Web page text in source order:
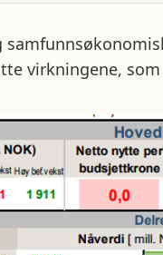
virkningene,